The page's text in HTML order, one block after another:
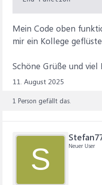
Mein Code oben
mir ein Kollege
Schöne Grüße und viel
11. August 2025
1 Person gefällt das.
S Neuer User